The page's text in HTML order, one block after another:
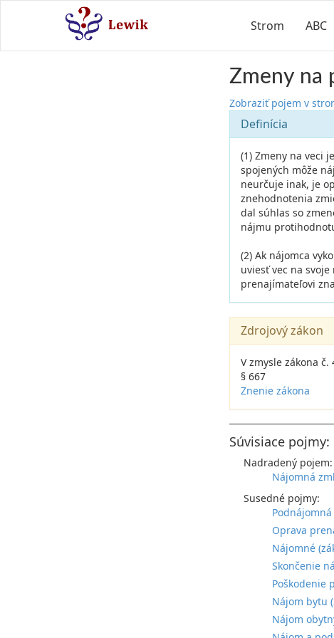
Strom ABC
Zmeny na
Zobraziť pojem v
Definícia
(1) Zmeny na veci
spojených môže
neurčuje inak, je
znehodnotenia
dal súhlas so
nájmu
(2) Ak nájomca
uviesť vec na
prenajímateľovi
Zdrojový zákon
V zmysle zákona
§ 667
Znenie zákona
Súvisiace pojmy:
Nadradený pojem:
Nájomná
Susedné pojmy:
Oprava
Nájomné
Skončenie
Poškodenie
Nájom bytu
Nájom